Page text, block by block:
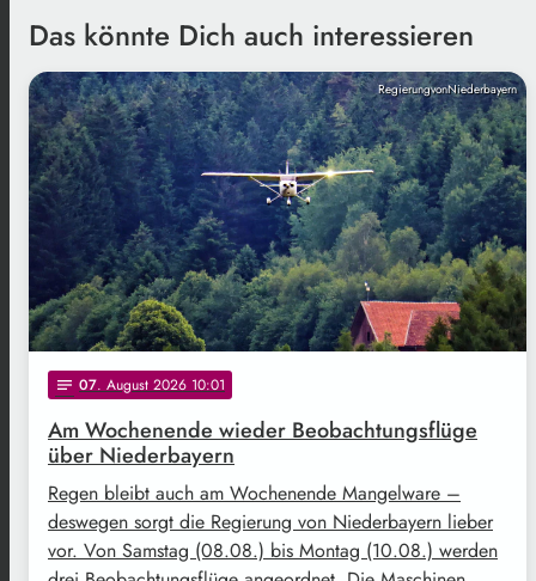
Das könnte Dich auch interessieren
RegierungvonNiederbayern
notes 07. August 2026 10:01
Am Wochenende wieder Beobachtungsflüge
über Niederbayern
Regen bleibt auch am Wochenende Mangelware –
deswegen sorgt die Regierung von Niederbayern lieber
vor. Von Samstag (08.08.) bis Montag (10.08.) werden